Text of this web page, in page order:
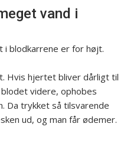
vand i
blodkarrene er for højt.
Hvis hjertet bliver dårligt til
videre, ophobes
Da trykket så tilsvarende
ud, og man får ødemer.